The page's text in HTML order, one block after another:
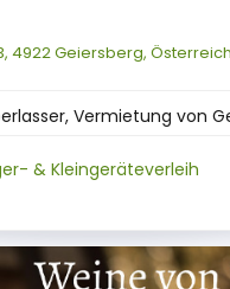
4922 Geiersberg, Österreich
Vermietung von
& Kleingeräteverleih